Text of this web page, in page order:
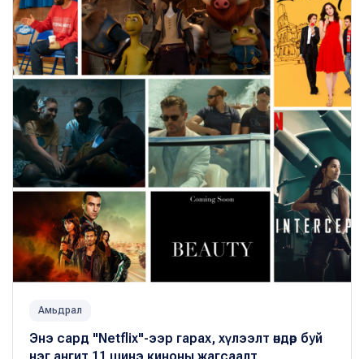
Амьдрал
Энэ сард "Netflix"-ээр гарах, хүлээлт өндөр буй